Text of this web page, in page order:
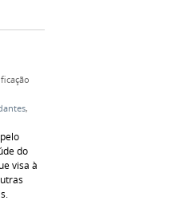
,
do
visa à